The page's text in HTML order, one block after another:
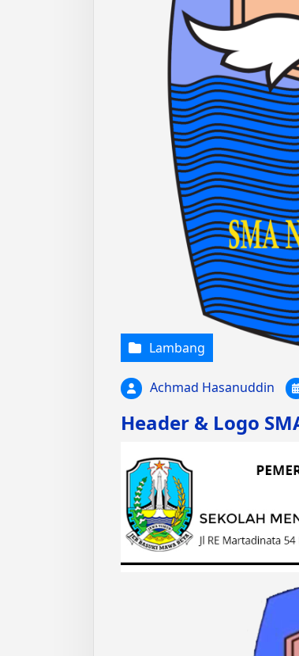
Lambang
Achmad Hasanuddin
Header & Logo